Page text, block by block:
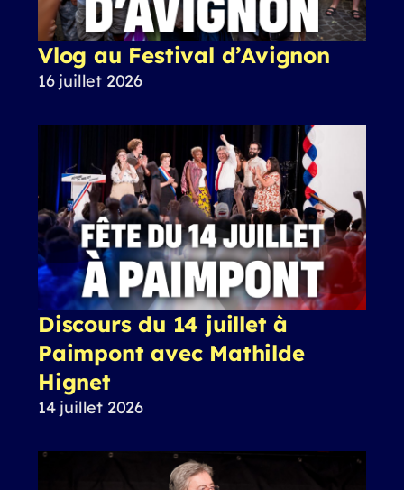
Vlog au Festival d’Avignon
16 juillet 2026
Discours du 14 juillet à
Paimpont avec Mathilde
Hignet
14 juillet 2026